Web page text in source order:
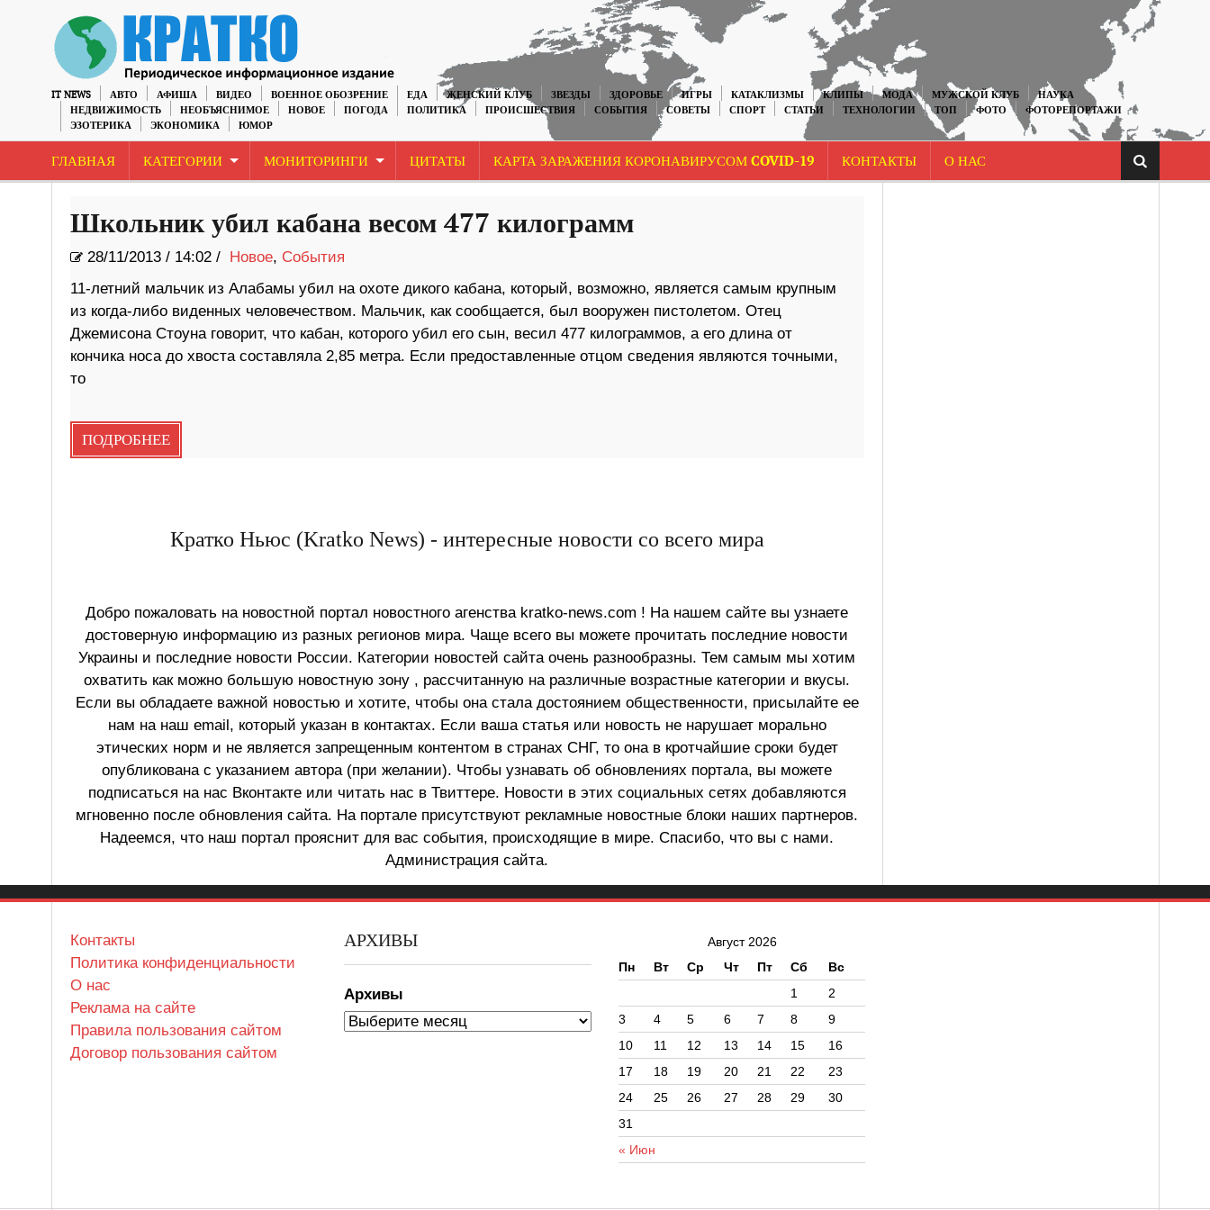
IT NEWS АВТО АФИША ВИДЕО ВОЕННОЕ ОБОЗРЕНИЕ ЕДА ЖЕНСКИЙ КЛУБ ЗВЕЗДЫ ЗДОРОВЬЕ ИГРЫ КАТАКЛИЗМЫ КЛИПЫ МОДА МУЖСКОЙ КЛУБ
НАУКА
НЕДВИЖИМОСТЬ
НЕОБЪЯСНИМОЕ НОВОЕ ПОГОДА ПОЛИТИКА ПРОИСШЕСТВИЯ СОБЫТИЯ СОВЕТЫ СПОРТ СТАТЬИ ТЕХНОЛОГИИ ТОП ФОТО
ФОТОРЕПОРТАЖИ
ЭЗОТЕРИКА
ЭКОНОМИКА ЮМОР
ГЛАВНАЯ КАТЕГОРИИ МОНИТОРИНГИ ЦИТАТЫ КАРТА ЗАРАЖЕНИЯ КОРОНАВИРУСОМ COVID-19 КОНТАКТЫ О НАС
Школьник убил кабана весом 477 килограмм
28/11/2013/ 14:02 / Новое, События
11-летний мальчик из Алабамы убил на охоте дикого кабана, который, возможно, является самым крупным
из когда-либо виденных человечеством. Мальчик, как сообщается, был вооружен пистолетом. Отец
Джемисона Стоуна говорит, что кабан, которого убил его сын, весил 477 килограммов, а его длина от
кончика носа до хвоста составляла 2,85 метра. Если предоставленные отцом сведения являются точными,
то
ПОДРОБНЕЕ
Кратко Ньюс (Kratko News) - интересные новости со всего мира
Добро пожаловать на новостной портал новостного агенства kratko-news.com ! На нашем сайте вы узнаете
достоверную информацию из разных регионов мира. Чаще всего вы можете прочитать последние новости
Украины и последние новости России. Категории новостей сайта очень разнообразны. Тем самым мы хотим
охватить как можно большую новостную зону , рассчитанную на различные возрастные категории и вкусы.
Если вы обладаете важной новостью и хотите, чтобы она стала достоянием общественности, присылайте ее
нам на наш email, который указан в контактах. Если ваша статья или новость не нарушает морально
этических норм и не является запрещенным контентом в странах СНГ, то она в кротчайшие сроки будет
опубликована с указанием автора (при желании). Чтобы узнавать об обновлениях портала, вы можете
подписаться на нас Вконтакте или читать нас в Твиттере. Новости в этих социальных сетях добавляются
мгновенно после обновления сайта. На портале присутствуют рекламные новостные блоки наших партнеров.
Надеемся, что наш портал прояснит для вас события, происходящие в мире. Спасибо, что вы с нами.
Администрация сайта.
Контакты
Политика конфиденциальности
О нас
Реклама на сайте
Правила пользования сайтом
Договор пользования сайтом
АРХИВЫ
Архивы
Август 2026
Пн
Вт Ср Чт Пт Сб Вс
« Июн
1
2
3
4 5 6 7 8
9
10
11 12 13 14 15
16
17
18 19 20 21 22
23
24
25 26 27 28 29
30
31